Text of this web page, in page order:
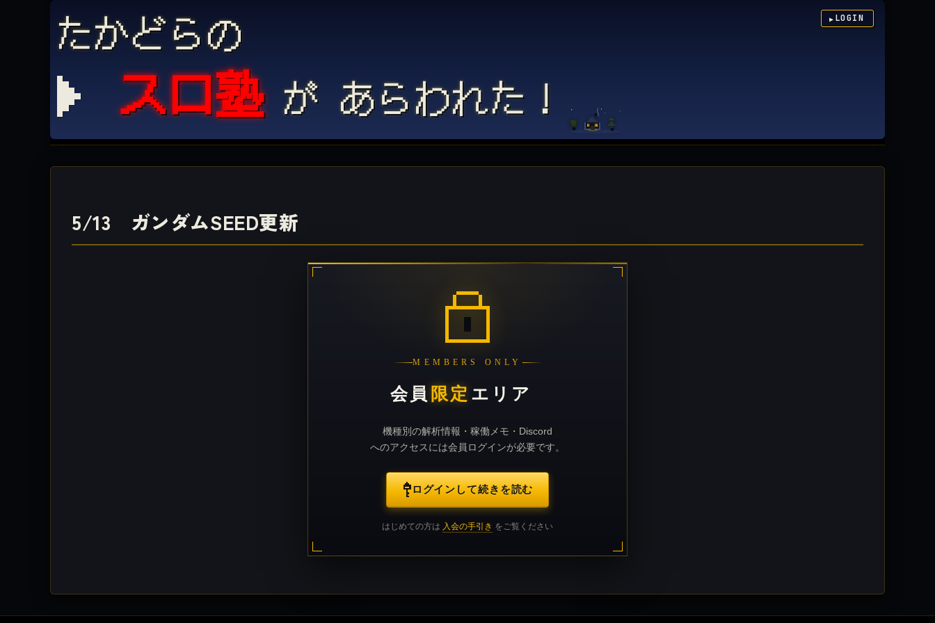
▶ LOGIN
たかどらの
スロ塾が あらわれた！
5/13 ガンダムSEED更新
MEMBERS ONLY
会員 限定 エリア
機種別の解析情報・稼働メモ・Discord
へのアクセスには会員ログインが必要です。
ログインして続きを読む
はじめての方は 入会の手引き をご覧ください